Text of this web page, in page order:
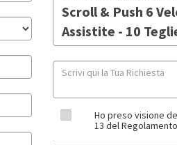
Ho preso visione
13 del